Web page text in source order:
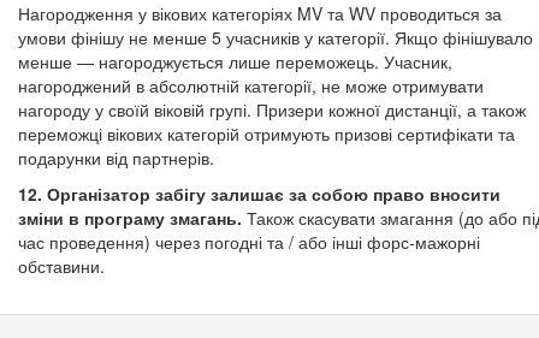
Нагородження у вікових категоріях MV та WV проводиться за
умови фінішу не менше 5 учасників у категорії. Якщо фінішувало
менше — нагороджується лише переможець. Учасник,
нагороджений в абсолютній категорії, не може отримувати
нагороду у своїй віковій групі. Призери кожної дистанції, а також
переможці вікових категорій отримують призові сертифікати та
подарунки від партнерів.
12. Організатор забігу залишає за собою право вносити
зміни в програму змагань. Також скасувати змагання (до або
час проведення) через погодні та / або інші форс-мажорні
обставини.